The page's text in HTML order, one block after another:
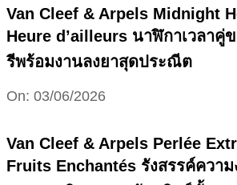
Van Cleef & Arpels Midnight
Heure d’ailleurs นาฬิกาเวลาคู่
รีพร้อมงานลงยาสุดประณีต
2026-
On: 03/06/2026
Van Cleef & Arpels Perlée
Fruits Enchantés รังสรรค์ความ